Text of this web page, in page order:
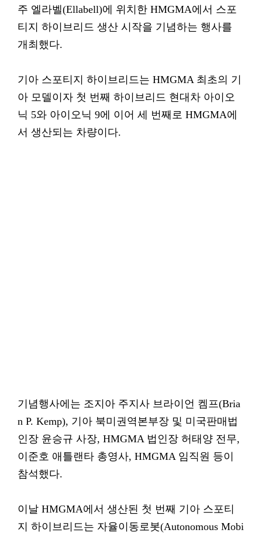
주 엘라벨(Ellabell)에 위치한 HMGMA에서 스포
티지 하이브리드 생산 시작을 기념하는 행사를
개최했다.
기아 스포티지 하이브리드는 HMGMA 최초의 기
아 모델이자 첫 번째 하이브리드 현대차 아이오
닉 5와 아이오닉 9에 이어 세 번째로 HMGMA에
서 생산되는 차량이다.
기념행사에는 조지아 주지사 브라이언 켐프(Bria
n P. Kemp), 기아 북미권역본부장 및 미국판매법
인장 윤승규 사장, HMGMA 법인장 허태양 전무,
이준호 애틀랜타 총영사, HMGMA 임직원 등이
참석했다.
이날 HMGMA에서 생산된 첫 번째 기아 스포티
지 하이브리드는 자율이동로봇(Autonomous Mobi